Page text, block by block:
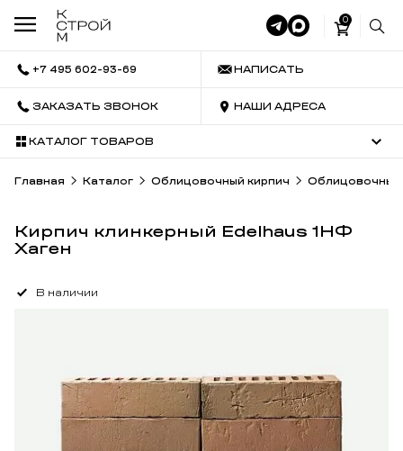
0
+7 495 602-93-69 НАПИСАТЬ
ЗАКАЗАТЬ ЗВОНОК НАШИ АДРЕСА
КАТАЛОГ ТОВАРОВ
Главная Каталог Облицовочный кирпич Облицовочный
Кирпич клинкерный Edelhaus 1НФ
Хаген
В наличии